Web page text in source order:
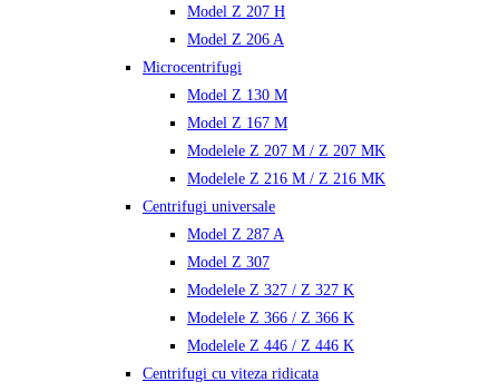
Model Z 207 H
Model Z 206 A
Microcentrifugi
Model Z 130 M
Model Z 167 M
Modelele Z 207 M / Z 207 MK
Modelele Z 216 M / Z 216 MK
Centrifugi universale
Model Z 287 A
Model Z 307
Modelele Z 327 / Z 327 K
Modelele Z 366 / Z 366 K
Modelele Z 446 / Z 446 K
Centrifugi cu viteza ridicata